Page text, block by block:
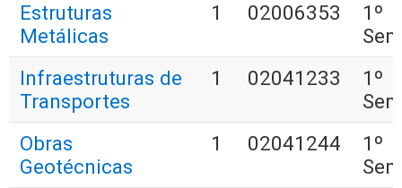
Estruturas
Metálicas
1 02006353
1º
Infraestruturas de
Transportes
1 02041233
1º
Obras
Geotécnicas
1 02041244
1º